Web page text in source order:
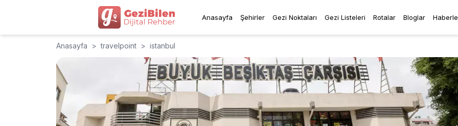
Anasayfa Şehirler Gezi Noktaları Gezi Listeleri Rotalar Bloglar
Anasayfa > travelpoint > istanbul